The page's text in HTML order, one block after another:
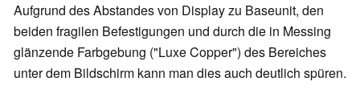
Aufgrund des Abstandes von Display zu Baseunit, den
beiden fragilen Befestigungen und durch die in Messing
glänzende Farbgebung ("Luxe Copper") des Bereiches
unter dem Bildschirm kann man dies auch deutlich spüren.